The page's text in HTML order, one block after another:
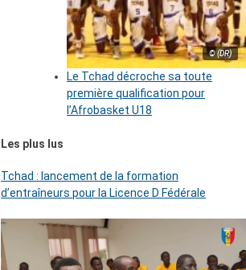
© (DR)
Le Tchad décroche sa toute
première qualification pour
l’Afrobasket U18
Les plus lus
Tchad : lancement de la formation
d’entraîneurs pour la Licence D Fédérale